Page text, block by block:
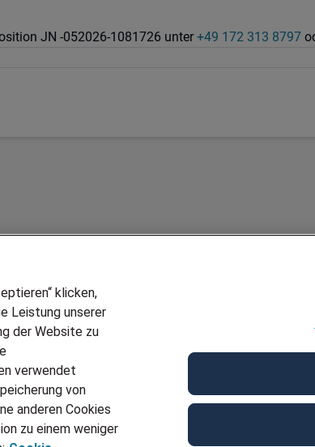
JN -052026-1081726 unter +49 172 313 8797
PARTNERSHIP WITH AIRBUS
klicken,
Leistung unserer
der Website zu
verwendet
von
anderen Cookies
zu einem weniger